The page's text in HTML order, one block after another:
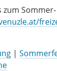
zum
|